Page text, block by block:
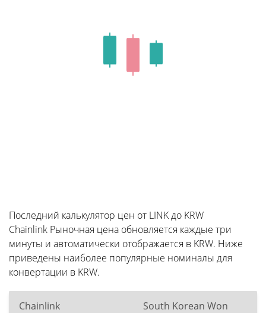
Последний калькулятор цен от LINK до KRW
Chainlink Рыночная цена обновляется каждые три
минуты и автоматически отображается в KRW. Ниже
приведены наиболее популярные номиналы для
конвертации в KRW.
Chainlink South Korean Won